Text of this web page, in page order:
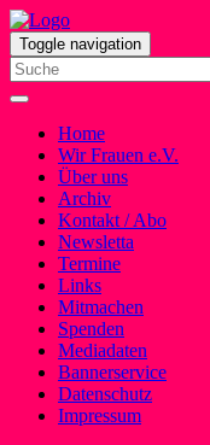
Toggle navigation
Home
Wir Frauen e.V.
Über uns
Archiv
Kontakt / Abo
Newsletta
Termine
Links
Mitmachen
Spenden
Mediadaten
Bannerservice
Datenschutz
Impressum